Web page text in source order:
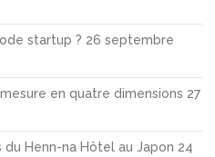
startup ? 26 septembre
en quatre dimensions 27
Henn-na Hôtel au Japon 24